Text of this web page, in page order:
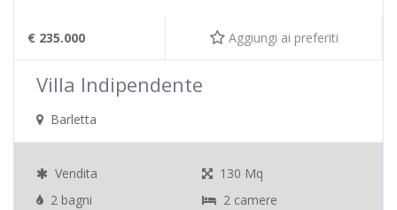
€ 235.000 Aggiungi ai preferiti
Villa Indipendente
Barletta
Vendita
130 Mq
2 bagni
2 camere